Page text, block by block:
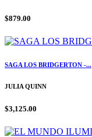
$879.00
SAGA LOS BRIDGERTON -...
JULIA QUINN
$3,125.00